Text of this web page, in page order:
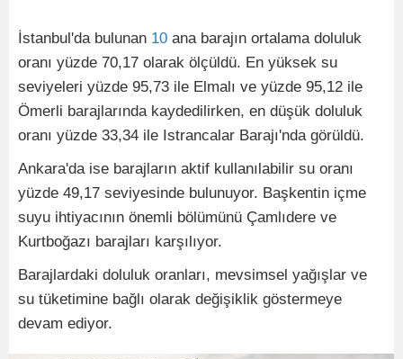
İstanbul'da bulunan 10 ana barajın ortalama doluluk
oranı yüzde 70,17 olarak ölçüldü. En yüksek su
seviyeleri yüzde 95,73 ile Elmalı ve yüzde 95,12 ile
Ömerli barajlarında kaydedilirken, en düşük doluluk
oranı yüzde 33,34 ile Istrancalar Barajı'nda görüldü.
Ankara'da ise barajların aktif kullanılabilir su oranı
yüzde 49,17 seviyesinde bulunuyor. Başkentin içme
suyu ihtiyacının önemli bölümünü Çamlıdere ve
Kurtboğazı barajları karşılıyor.
Barajlardaki doluluk oranları, mevsimsel yağışlar ve
su tüketimine bağlı olarak değişiklik göstermeye
devam ediyor.